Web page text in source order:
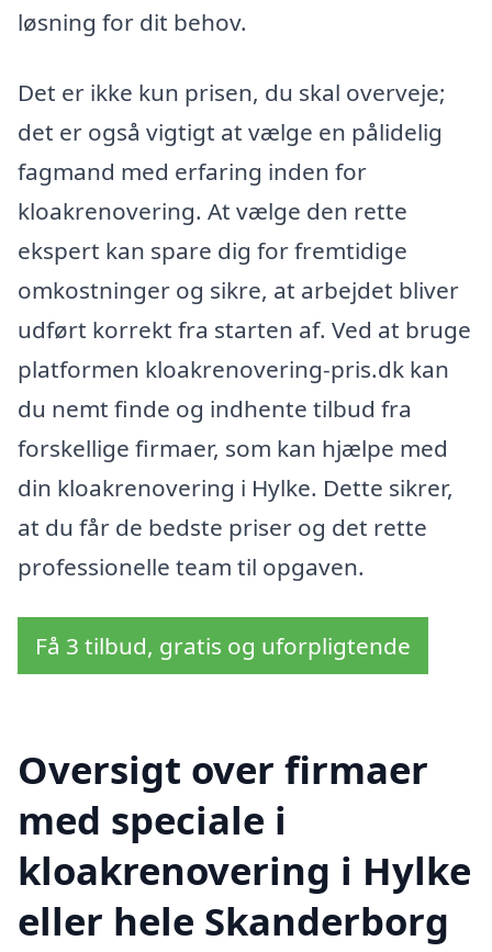
løsning for dit behov.
Det er ikke kun prisen, du skal overveje;
det er også vigtigt at vælge en pålidelig
fagmand med erfaring inden for
kloakrenovering. At vælge den rette
ekspert kan spare dig for fremtidige
omkostninger og sikre, at arbejdet bliver
udført korrekt fra starten af. Ved at bruge
platformen kloakrenovering-pris.dk kan
du nemt finde og indhente tilbud fra
forskellige firmaer, som kan hjælpe med
din kloakrenovering i Hylke. Dette sikrer,
at du får de bedste priser og det rette
professionelle team til opgaven.
Få 3 tilbud, gratis og uforpligtende
Oversigt over firmaer
med speciale i
kloakrenovering i Hylke
eller hele Skanderborg